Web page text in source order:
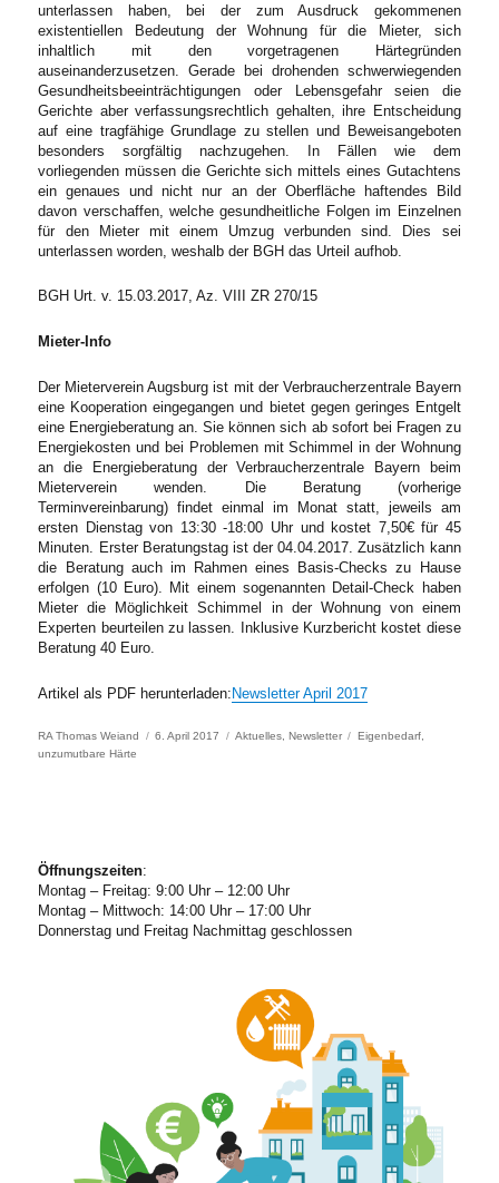
unterlassen haben, bei der zum Ausdruck gekommenen
existentiellen Bedeutung der Wohnung für die Mieter, sich
inhaltlich mit den vorgetragenen Härtegründen
auseinanderzusetzen. Gerade bei drohenden schwerwiegenden
Gesundheitsbeeinträchtigungen oder Lebensgefahr seien die
Gerichte aber verfassungsrechtlich gehalten, ihre Entscheidung
auf eine tragfähige Grundlage zu stellen und Beweisangeboten
besonders sorgfältig nachzugehen. In Fällen wie dem
vorliegenden müssen die Gerichte sich mittels eines Gutachtens
ein genaues und nicht nur an der Oberfläche haftendes Bild
davon verschaffen, welche gesundheitliche Folgen im Einzelnen
für den Mieter mit einem Umzug verbunden sind. Dies sei
unterlassen worden, weshalb der BGH das Urteil aufhob.
BGH Urt. v. 15.03.2017, Az. VIII ZR 270/15
Mieter-Info
Der Mieterverein Augsburg ist mit der Verbraucherzentrale Bayern
eine Kooperation eingegangen und bietet gegen geringes Entgelt
eine Energieberatung an. Sie können sich ab sofort bei Fragen zu
Energiekosten und bei Problemen mit Schimmel in der Wohnung
an die Energieberatung der Verbraucherzentrale Bayern beim
Mieterverein wenden. Die Beratung (vorherige
Terminvereinbarung) findet einmal im Monat statt, jeweils am
ersten Dienstag von 13:30 -18:00 Uhr und kostet 7,50€ für 45
Minuten. Erster Beratungstag ist der 04.04.2017. Zusätzlich kann
die Beratung auch im Rahmen eines Basis-Checks zu Hause
erfolgen (10 Euro). Mit einem sogenannten Detail-Check haben
Mieter die Möglichkeit Schimmel in der Wohnung von einem
Experten beurteilen zu lassen. Inklusive Kurzbericht kostet diese
Beratung 40 Euro.
Artikel als PDF herunterladen:Newsletter April 2017
Author
RA Thomas Weiand
Posted
6. April 2017 Categories
Aktuelles, Newsletter Tags
Eigenbedarf,
unzumutbare Härte
Öffnungszeiten:
Montag – Freitag: 9:00 Uhr – 12:00 Uhr
Montag – Mittwoch: 14:00 Uhr – 17:00 Uhr
Donnerstag und Freitag Nachmittag geschlossen